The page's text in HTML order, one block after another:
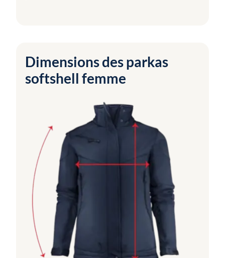
Dimensions des parkas
softshell femme